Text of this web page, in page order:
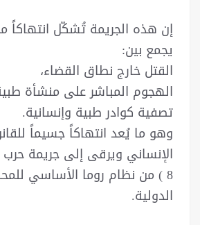
إن هذه الجريمة تُشكّل انتهاكاً
يجمع بين:
القتل خارج نطاق القضاء،
الهجوم المباشر على منشأة
تصفية كوادر طبية وإنسانية.
وهو ما يُعد انتهاكاً جسيماً
الإنساني ويرقى إلى جريمة
8 ) من نظام روما الأساسي
الدولية.